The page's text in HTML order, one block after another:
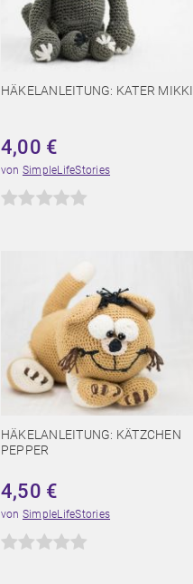
HÄKELANLEITUNG: KATER MIKKI
4,00 €
von SimpleLifeStories
HÄKELANLEITUNG: KÄTZCHEN
PEPPER
4,50 €
von SimpleLifeStories